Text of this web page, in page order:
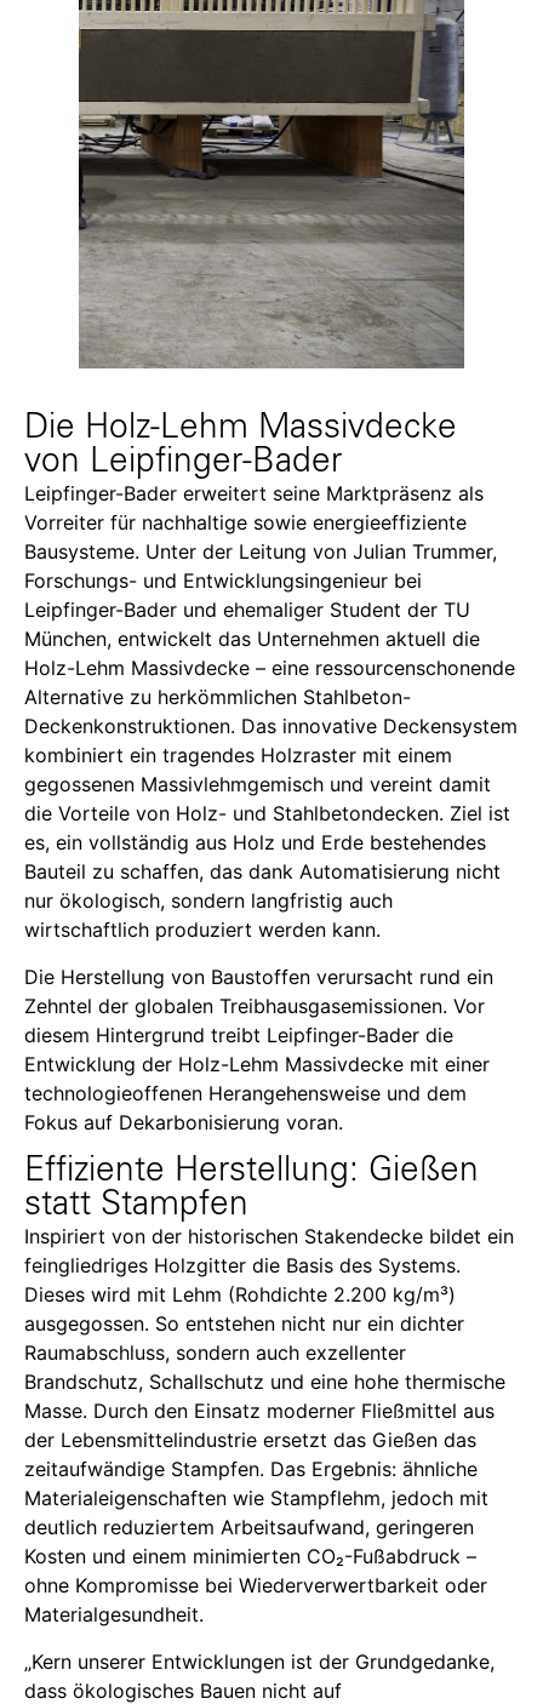
Die Holz-Lehm Massivdecke
von Leipfinger-Bader
Leipfinger-Bader erweitert seine Marktpräsenz als
Vorreiter für nachhaltige sowie energieeffiziente
Bausysteme. Unter der Leitung von Julian Trummer,
Forschungs- und Entwicklungsingenieur bei
Leipfinger-Bader und ehemaliger Student der TU
München, entwickelt das Unternehmen aktuell die
Holz-Lehm Massivdecke – eine ressourcenschonende
Alternative zu herkömmlichen Stahlbeton-
Deckenkonstruktionen. Das innovative Deckensystem
kombiniert ein tragendes Holzraster mit einem
gegossenen Massivlehmgemisch und vereint damit
die Vorteile von Holz- und Stahlbetondecken. Ziel ist
es, ein vollständig aus Holz und Erde bestehendes
Bauteil zu schaffen, das dank Automatisierung nicht
nur ökologisch, sondern langfristig auch
wirtschaftlich produziert werden kann.
Die Herstellung von Baustoffen verursacht rund ein
Zehntel der globalen Treibhausgasemissionen. Vor
diesem Hintergrund treibt Leipfinger-Bader die
Entwicklung der Holz-Lehm Massivdecke mit einer
technologieoffenen Herangehensweise und dem
Fokus auf Dekarbonisierung voran.
Effiziente Herstellung: Gießen
statt Stampfen
Inspiriert von der historischen Stakendecke bildet ein
feingliedriges Holzgitter die Basis des Systems.
Dieses wird mit Lehm (Rohdichte 2.200 kg/m³)
ausgegossen. So entstehen nicht nur ein dichter
Raumabschluss, sondern auch exzellenter
Brandschutz, Schallschutz und eine hohe thermische
Masse. Durch den Einsatz moderner Fließmittel aus
der Lebensmittelindustrie ersetzt das Gießen das
zeitaufwändige Stampfen. Das Ergebnis: ähnliche
Materialeigenschaften wie Stampflehm, jedoch mit
deutlich reduziertem Arbeitsaufwand, geringeren
Kosten und einem minimierten CO₂-Fußabdruck –
ohne Kompromisse bei Wiederverwertbarkeit oder
Materialgesundheit.
„Kern unserer Entwicklungen ist der Grundgedanke,
dass ökologisches Bauen nicht auf